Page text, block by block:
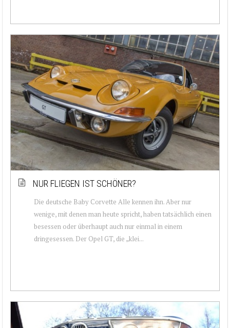
NUR FLIEGEN IST SCHÖNER?
Die deutsche Baby Corvette Alle kennen ihn. Aber nur
wenige, mit denen man heute spricht, haben tatsächlich einen
besessen oder überhaupt auch nur einmal in einem
dringesessen. Der Opel GT, die „klei...